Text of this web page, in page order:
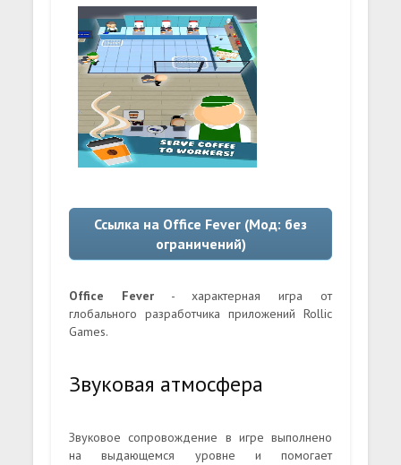
Ссылка на Office Fever (Мод: без
ограничений)
Office Fever - характерная игра от
глобального разработчика приложений Rollic
Games.
Звуковая атмосфера
Звуковое сопровождение в игре выполнено
на выдающемся уровне и помогает